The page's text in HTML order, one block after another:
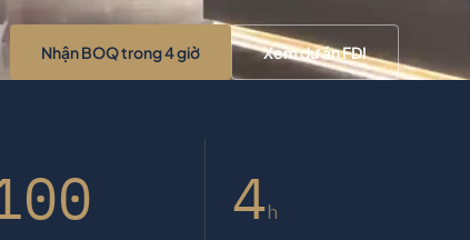
Nhận BOQ trong 4 giờ Xem dự án FDI
4h